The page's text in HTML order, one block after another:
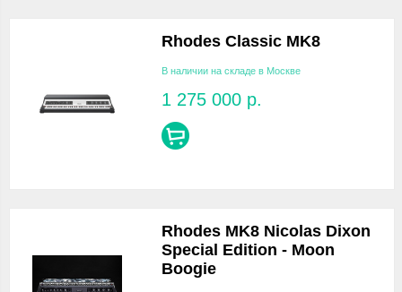
Rhodes Classic MK8
В наличии на складе в Москве
1 275 000 р.
Rhodes MK8 Nicolas Dixon
Special Edition - Moon
Boogie